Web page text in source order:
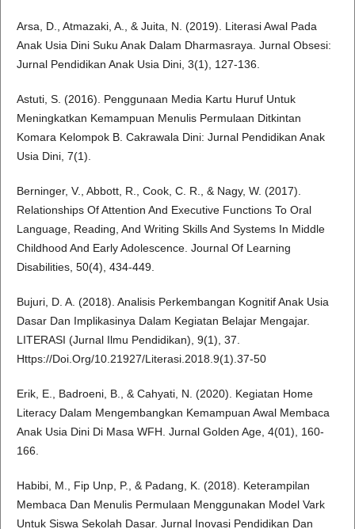
Arsa, D., Atmazaki, A., & Juita, N. (2019). Literasi Awal Pada
Anak Usia Dini Suku Anak Dalam Dharmasraya. Jurnal Obsesi:
Jurnal Pendidikan Anak Usia Dini, 3(1), 127-136.
Astuti, S. (2016). Penggunaan Media Kartu Huruf Untuk
Meningkatkan Kemampuan Menulis Permulaan Ditkintan
Komara Kelompok B. Cakrawala Dini: Jurnal Pendidikan Anak
Usia Dini, 7(1).
Berninger, V., Abbott, R., Cook, C. R., & Nagy, W. (2017).
Relationships Of Attention And Executive Functions To Oral
Language, Reading, And Writing Skills And Systems In Middle
Childhood And Early Adolescence. Journal Of Learning
Disabilities, 50(4), 434-449.
Bujuri, D. A. (2018). Analisis Perkembangan Kognitif Anak Usia
Dasar Dan Implikasinya Dalam Kegiatan Belajar Mengajar.
LITERASI (Jurnal Ilmu Pendidikan), 9(1), 37.
Https://Doi.Org/10.21927/Literasi.2018.9(1).37-50
Erik, E., Badroeni, B., & Cahyati, N. (2020). Kegiatan Home
Literacy Dalam Mengembangkan Kemampuan Awal Membaca
Anak Usia Dini Di Masa WFH. Jurnal Golden Age, 4(01), 160-
166.
Habibi, M., Fip Unp, P., & Padang, K. (2018). Keterampilan
Membaca Dan Menulis Permulaan Menggunakan Model Vark
Untuk Siswa Sekolah Dasar. Jurnal Inovasi Pendidikan Dan